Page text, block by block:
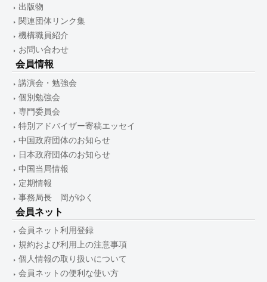
出版物
関連団体リンク集
機構職員紹介
お問い合わせ
会員情報
講演会・勉強会
個別勉強会
専門委員会
特別アドバイザー寄稿エッセイ
中国政府団体のお知らせ
日本政府団体のお知らせ
中国当局情報
定期情報
事務局長 岡がゆく
会員ネット
会員ネット利用登録
規約および利用上の注意事項
個人情報の取り扱いについて
会員ネットの便利な使い方